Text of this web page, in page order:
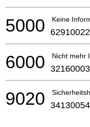
Keine
5000
Nicht mehr
6000
9020